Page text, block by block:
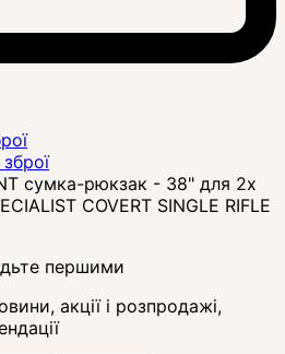
сумка-рюкзак - 38" для 2х
COVERT SINGLE RIFLE
першими
акції і розпродажі,